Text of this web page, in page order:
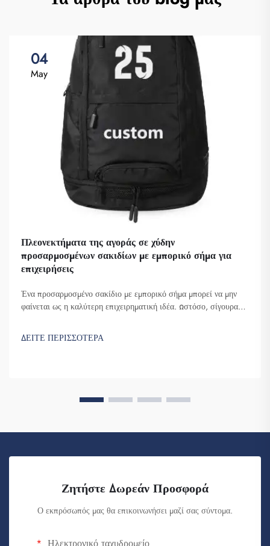
04
May
Πλεονεκτήματα της αγοράς σε χύδην
προσαρμοσμένων σακιδίων με εμπορικό σήμα για
επιχειρήσεις
Ένα προσαρμοσμένο σακίδιο με εμπορικό σήμα μπορεί να μην
φαίνεται ως η καλύτερη επιχειρηματική ιδέα. Ωστόσο, σίγουρα
εταιρεία που διενεργεί αγορές σε χύδην αυτών των σακιδίων και
τα προσφέρει για τη δημιουργία επίγνωσης της μάρκας. Ξέρετε,
ΔΕΙΤΕ ΠΕΡΙΣΣΟΤΕΡΑ
Ζητήστε Δωρεάν Προσφορά
Ο εκπρόσωπός μας θα επικοινωνήσει μαζί σας σύντομα.